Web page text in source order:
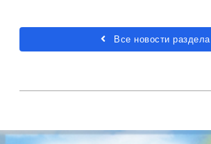
Все новости раздела